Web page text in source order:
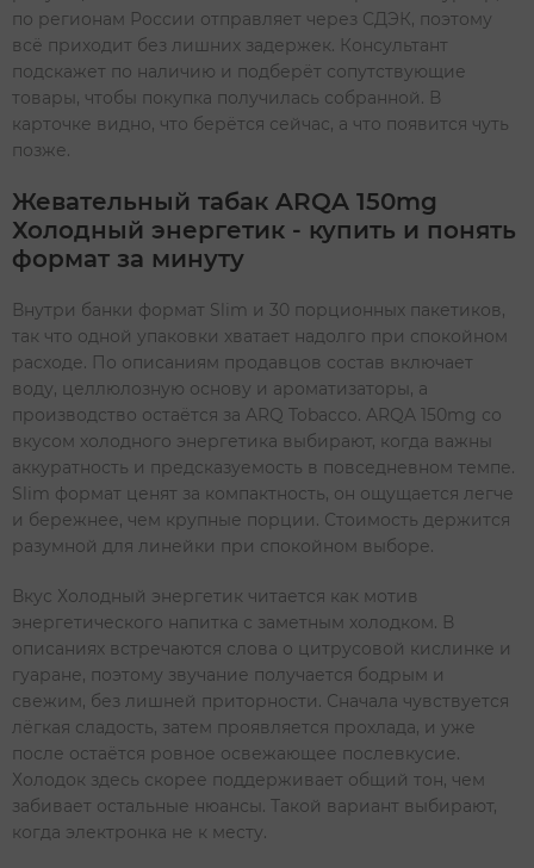
по регионам России отправляет через СДЭК, поэтому
всё приходит без лишних задержек. Консультант
подскажет по наличию и подберёт сопутствующие
товары, чтобы покупка получилась собранной. В
карточке видно, что берётся сейчас, а что появится чуть
позже.
Жевательный табак ARQA 150mg
Холодный энергетик - купить и понять
формат за минуту
Внутри банки формат Slim и 30 порционных пакетиков,
так что одной упаковки хватает надолго при спокойном
расходе. По описаниям продавцов состав включает
воду, целлюлозную основу и ароматизаторы, а
производство остаётся за ARQ Tobacco. ARQA 150mg со
вкусом холодного энергетика выбирают, когда важны
аккуратность и предсказуемость в повседневном темпе.
Slim формат ценят за компактность, он ощущается легче
и бережнее, чем крупные порции. Стоимость держится
разумной для линейки при спокойном выборе.
Вкус Холодный энергетик читается как мотив
энергетического напитка с заметным холодком. В
описаниях встречаются слова о цитрусовой кислинке и
гуаране, поэтому звучание получается бодрым и
свежим, без лишней приторности. Сначала чувствуется
лёгкая сладость, затем проявляется прохлада, и уже
после остаётся ровное освежающее послевкусие.
Холодок здесь скорее поддерживает общий тон, чем
забивает остальные нюансы. Такой вариант выбирают,
когда электронка не к месту.